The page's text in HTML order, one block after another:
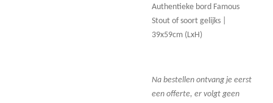
Authentieke bord Famous
Stout of soort gelijks |
39x59cm (LxH)
Na bestellen ontvang je eerst
een offerte, er volgt geen